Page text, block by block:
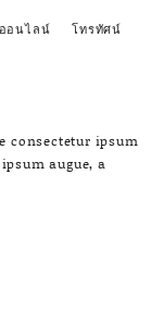
อนไลน์ โทรทัศน์
consectetur ipsum
augue, a